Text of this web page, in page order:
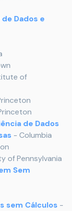
Dados e
of
de Dados
- Columbia
of Pennsylvania
Sem
sem Cálculos -